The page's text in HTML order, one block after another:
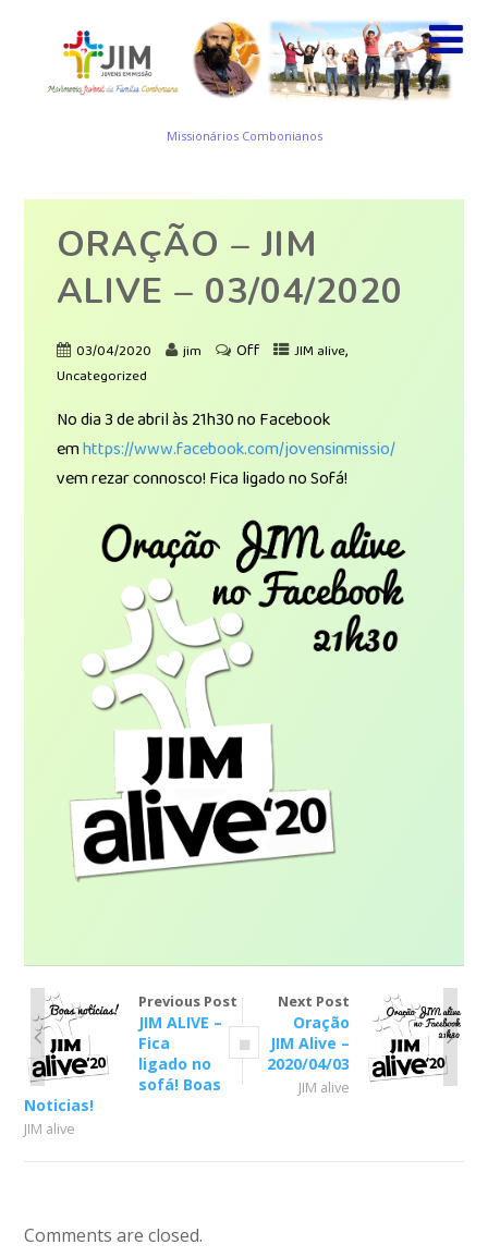
Missionários Combonianos
ORAÇÃO – JIM
ALIVE – 03/04/2020
03/04/2020 jim Off JIM alive,
Uncategorized
No dia 3 de abril às 21h30 no Facebook
emhttps://www.facebook.com/jovensinmissio/
vem rezar connosco! Fica ligado no Sofá!
Previous Post
JIM ALIVE –
Fica
ligado no
sofá! Boas
Noticias!
JIM alive
Next Post
Oração
JIM Alive –
2020/04/03
JIM alive
Comments are closed.